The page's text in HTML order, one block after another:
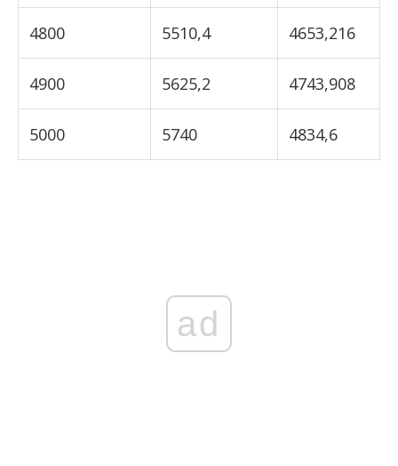
4800 5510,4 4653,216
4900 5625,2 4743,908
5000 5740 4834,6
ad